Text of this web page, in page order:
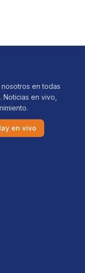
en todas
Noticias en vivo,
en vivo